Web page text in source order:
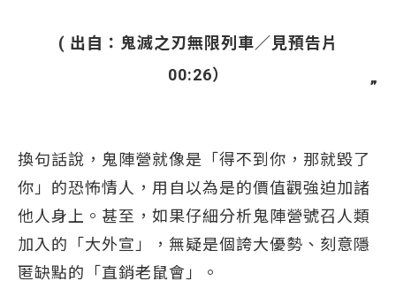
( 出自：鬼滅之刃無限列車／見預告片
00:26）
換句話說，鬼陣營就像是「得不到你，那就毀了
你」的恐怖情人，用自以為是的價值觀強迫加諸
他人身上。甚至，如果仔細分析鬼陣營號召人類
加入的「大外宣」，無疑是個誇大優勢、刻意隱
匿缺點的「直銷老鼠會」。